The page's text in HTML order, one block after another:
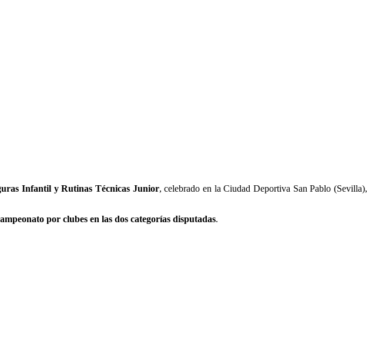
Infantil y Rutinas Técnicas Junior, celebrado en la Ciudad Deportiva San Pablo (Sevilla),
por clubes en las dos categorías disputadas.